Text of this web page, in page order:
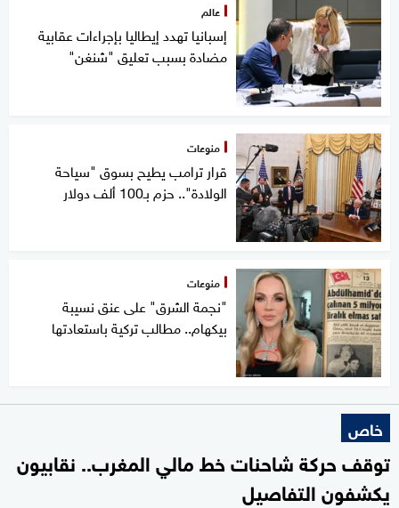
عالم
إسبانيا تهدد إيطاليا بإجراءات عقابية
مضادة بسبب تعليق "شنغن"
منوعات
قرار ترامب يطيح بسوق "سياحة
الولادة".. حزم بـ100 ألف دولار
منوعات
"نجمة الشرق" على عنق نسيبة
بيكهام.. مطالب تركية باستعادتها
خاص
توقف حركة شاحنات خط مالي المغرب.. نقابيون
يكشفون التفاصيل